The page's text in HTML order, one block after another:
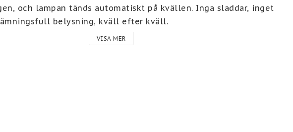
och lampan tänds automatiskt på kvällen. Inga sladdar, inget
belysning, kväll efter kväll.
VISA MER